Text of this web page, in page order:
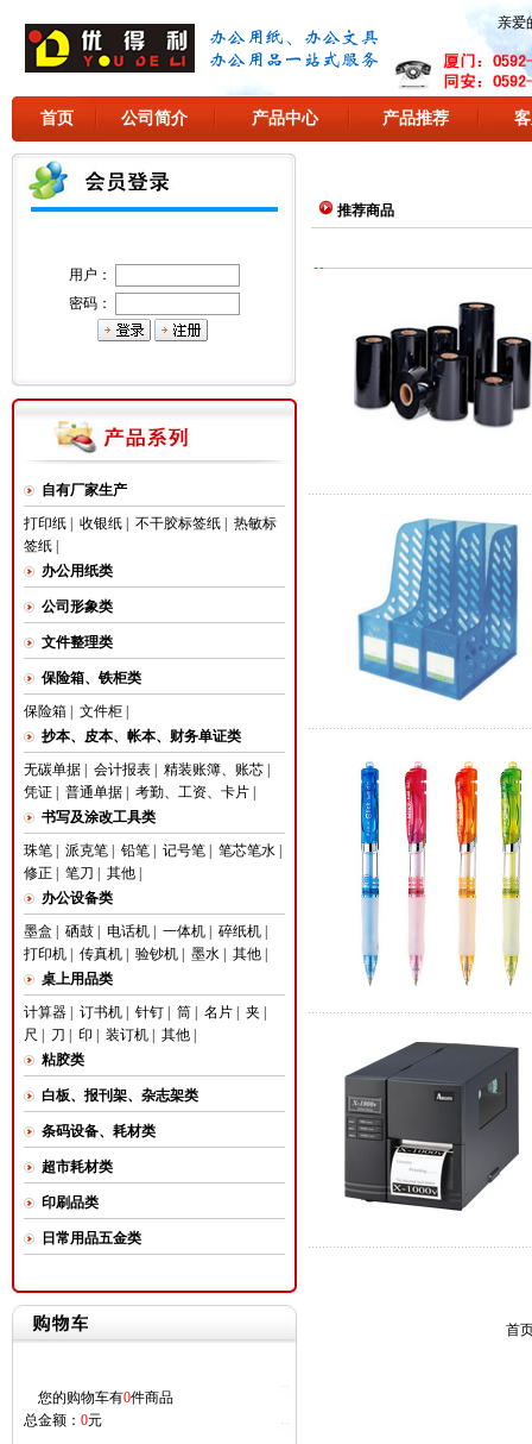
亲爱
首页 公司简介 产品中心 产品推荐
用户：
密码：
自有厂家生产
打印纸| 收银纸| 不干胶标签纸| 热敏标
签纸|
办公用纸类
公司形象类
文件整理类
保险箱、铁柜类
保险箱| 文件柜|
抄本、皮本、帐本、财务单证类
无碳单据| 会计报表| 精装账簿、账芯|
凭证| 普通单据| 考勤、工资、卡片|
书写及涂改工具类
珠笔| 派克笔| 铅笔| 记号笔| 笔芯笔水|
修正
笔刀 其他|
办公设备类
墨盒
硒鼓| 电话机| 一体机| 碎纸机|
打印机| 传真机| 验钞机| 墨水| 其他|
桌上用品类
计算器| 订书机| 针钉| 筒| 名片| 夹
尺
刀 印 装订机| 其他|
粘胶类
白板、报刊架、杂志架类
条码设备、耗材类
超市耗材类
印刷品类
日常用品五金类
您的购物车有0件商品
总金额： 0元
推荐商品
首